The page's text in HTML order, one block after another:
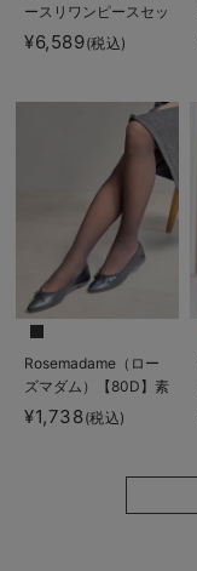
ースリワンピースセッ
ト マタニティ・産後
【産後も長く着れる】
ズマダム）
¥6,589(税込)
Rosemadame（ロー
ズマダム）【80D】素
肌見えフェイクマタニ
ティタイツ【出産後も
¥1,738(税込)